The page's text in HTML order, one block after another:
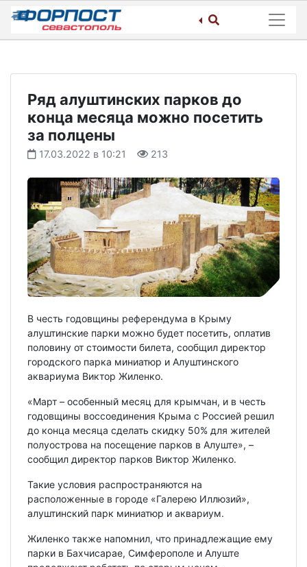
Skip
content
Ряд алуштинских парков до
конца месяца можно посетить
за полцены
17.03.2022 в 10:21 213
В честь годовщины референдума в Крыму
алуштинские парки можно будет посетить, оплатив
половину от стоимости билета, сообщил директор
городского парка миниатюр и Алуштинского
аквариума Виктор Жиленко.
«Март – особенный месяц для крымчан, и в честь
годовщины воссоединения Крыма с Россией решил
до конца месяца сделать скидку 50% для жителей
полуострова на посещение парков в Алуште», –
сообщил директор парков Виктор Жиленко.
Такие условия распространяются на
расположенные в городе «Галерею Иллюзий»,
алуштинский парк миниатюр и аквариум.
Жиленко также напомнил, что принадлежащие ему
парки в Бахчисарае, Симферополе и Алуште